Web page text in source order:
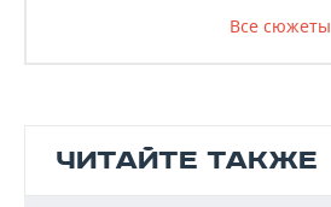
Все сюжеты
ЧИТАЙТЕ ТАКЖЕ